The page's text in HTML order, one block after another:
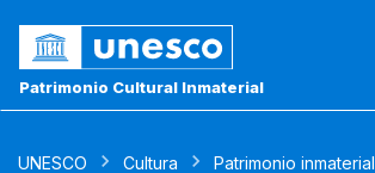
Patrimonio Cultural Inmaterial
UNESCO Cultura
Patrimonio inmaterial